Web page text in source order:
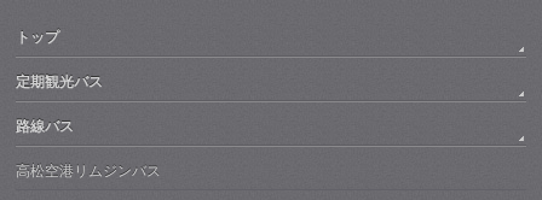
トップ
定期観光バス
路線バス
高松空港リムジンバス